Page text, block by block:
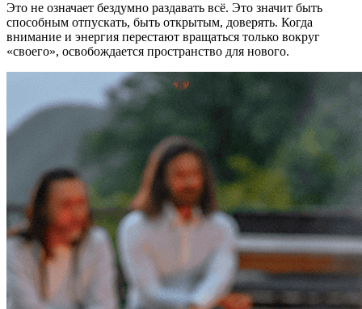
Это не означает бездумно раздавать всё. Это значит быть
способным отпускать, быть открытым, доверять. Когда
внимание и энергия перестают вращаться только вокруг
«своего», освобождается пространство для нового.